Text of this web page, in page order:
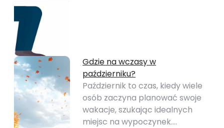
Gdzie na wczasy w
październiku?
Październik to czas, kiedy wiele
osób zaczyna planować swoje
wakacje, szukając idealnych
miejsc na wypoczynek.…